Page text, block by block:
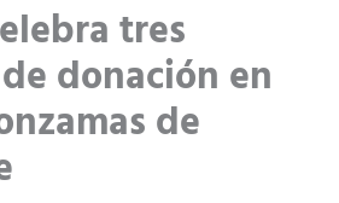
tres
donación en
de